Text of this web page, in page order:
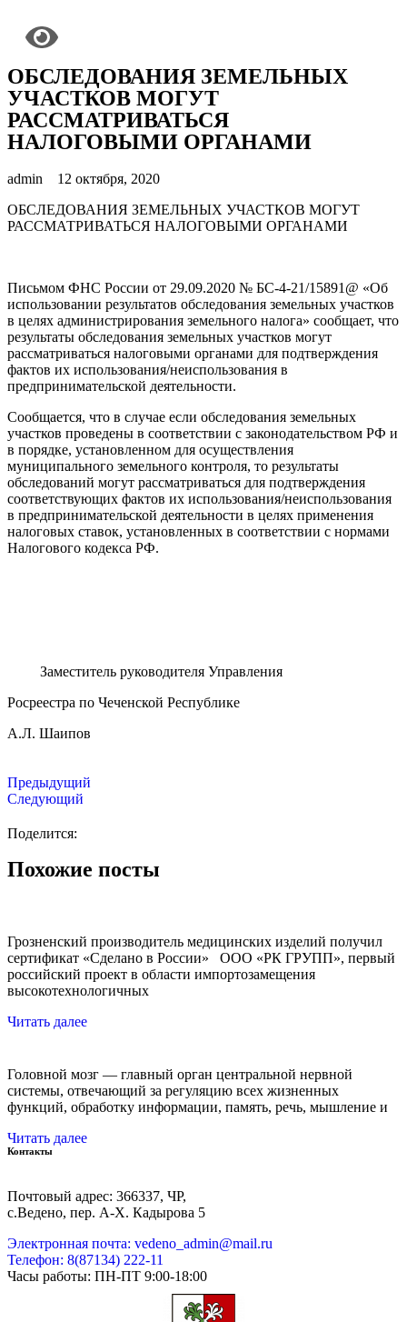
ОБСЛЕДОВАНИЯ ЗЕМЕЛЬНЫХ
УЧАСТКОВ МОГУТ
РАССМАТРИВАТЬСЯ
НАЛОГОВЫМИ ОРГАНАМИ
admin
12 октября, 2020
ОБСЛЕДОВАНИЯ ЗЕМЕЛЬНЫХ УЧАСТКОВ МОГУТ
РАССМАТРИВАТЬСЯ НАЛОГОВЫМИ ОРГАНАМИ
Письмом ФНС России от 29.09.2020 № БС-4-21/15891@ «Об
использовании результатов обследования земельных участков
в целях администрирования земельного налога» сообщает, что
результаты обследования земельных участков могут
рассматриваться налоговыми органами для подтверждения
фактов их использования/неиспользования в
предпринимательской деятельности.
Сообщается, что в случае если обследования земельных
участков проведены в соответствии с законодательством РФ и
в порядке, установленном для осуществления
муниципального земельного контроля, то результаты
обследований могут рассматриваться для подтверждения
соответствующих фактов их использования/неиспользования
в предпринимательской деятельности в целях применения
налоговых ставок, установленных в соответствии с нормами
Налогового кодекса РФ.
Заместитель руководителя Управления
Росреестра по Чеченской Республике
А.Л. Шаипов
Предыдущий
Следующий
Поделится:
Похожие посты
Грозненский производитель медицинских изделий получил
сертификат «Сделано в России» ООО «РК ГРУПП», первый
российский проект в области импортозамещения
высокотехнологичных
Читать далее
Головной мозг — главный орган центральной нервной
системы, отвечающий за регуляцию всех жизненных
функций, обработку информации, память, речь, мышление и
Читать далее
Контакты
Почтовый адрес: 366337, ЧР,
с.Ведено, пер. А-Х. Кадыровa 5
Электронная почта: vedeno_admin@mail.ru
Телефон: 8(87134) 222-11
Часы работы: ПН-ПТ 9:00-18:00